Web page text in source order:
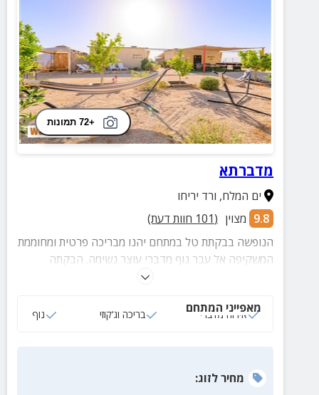
+72 תמונות
מדברתא
ים המלח, ורד יריחו
9.8 מצוין (
101 חוות דעת)
הנופשה בבקתת טל במתחם יהנו מבריכה פרטית ומחוממת
המשקיפה אל עבר נוף מדברי עוצר נשימה. הבקתה
מתאימה לזוגות ומשפחות עד 5 איש.
מאפייני המתחם
אירוח מדברי בריכה וג‘קוזי נוף
מחירלזוג: